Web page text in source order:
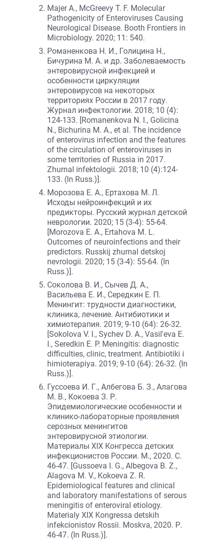
Majer A., McGreevy T. F. Molecular
Pathogenicity of Enteroviruses Causing
Neurological Disease. Booth Frontiers in
Microbiology. 2020; 11: 540.
Романенкова Н. И., Голицина Н.,
Бичурина М. А. и др. Заболеваемость
энтеровирусной инфекцией и
особенности циркуляции
энтеровирусов на некоторых
территориях России в 2017 году.
Журнал инфектологии. 2018; 10 (4):
124-133. [Romanenkova N. I., Golicina
N., Bichurina M. A., et al. The incidence
of enterovirus infection and the features
of the circulation of enteroviruses in
some territories of Russia in 2017.
Zhurnal infektologii. 2018; 10 (4):124-
133. (In Russ.)].
Морозова Е. А., Ертахова М. Л.
Исходы нейроинфекций и их
предикторы. Русский журнал детской
неврологии. 2020; 15 (3-4): 55-64.
[Morozova E. A., Ertahova M. L.
Outcomes of neuroinfections and their
predictors. Russkij zhurnal detskoj
nevrologii. 2020; 15 (3-4): 55-64. (In
Russ.)].
Соколова В. И., Сычев Д. А.,
Васильева Е. И., Середкин Е. П.
Менингит: трудности диагностики,
клиника, лечение. Антибиотики и
химиотерапия. 2019; 9-10 (64): 26-32.
[Sokolova V. I., Sychev D. A., Vasil'eva E.
I., Seredkin E. P. Meningitis: diagnostic
difficulties, clinic, treatment. Antibiotiki i
himioterapiya. 2019; 9-10 (64): 26-32. (In
Russ.)].
Гуссоева И. Г., Албегова Б. З., Алагова
М. В., Кокоева З. Р.
Эпидемиологические особенности и
клинико-лабораторные проявления
серозных менингитов
энтеровирусной этиологии.
Материалы XIX Конгресса детских
инфекционистов России. М., 2020. С.
46-47. [Gussoeva I. G., Albegova B. Z.,
Alagova M. V., Kokoeva Z. R.
Epidemiological features and clinical
and laboratory manifestations of serous
meningitis of enteroviral etiology.
Materialy XIX Kongressa detskih
infekcionistov Rossii. Moskva, 2020. Р.
46-47. (In Russ.)].